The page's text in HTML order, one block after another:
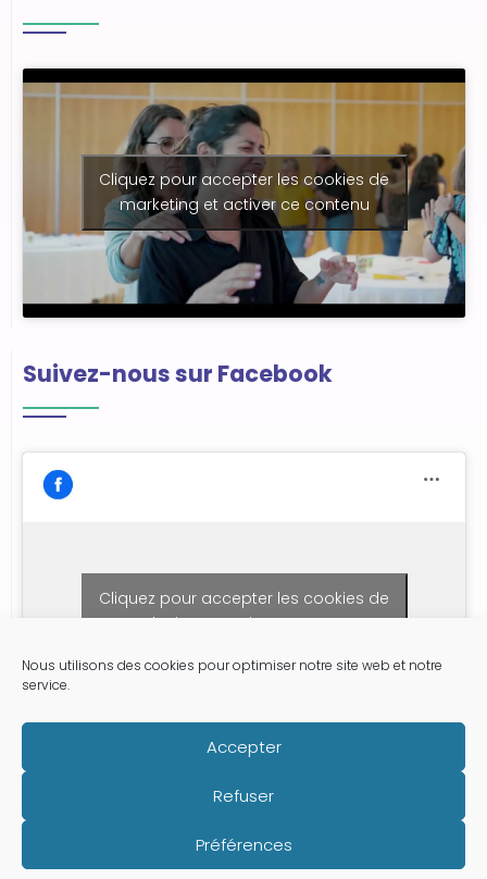
Nous utilisons des cookies pour optimiser notre site web et notre
service.
Accepter
Refuser
Préférences
Cliquez pour accepter les cookies de
marketing et activer ce contenu
Suivez-nous sur Facebook
Cliquez pour accepter les cookies de
marketing et activer ce contenu
Promotion Santé La Réunion - Tous droits réservés -Mentions